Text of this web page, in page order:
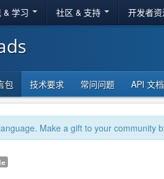
& 学习 社区 & 支持 开发者
包 技术要求 常问问题 API 文档
Make a gift to your community